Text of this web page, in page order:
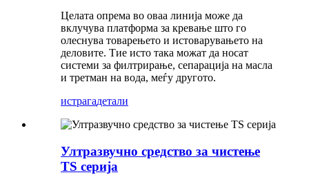
Целата опрема во оваа линија може да
вклучува платформа за кревање што го
олеснува товарењето и истоварувањето на
деловите. Тие исто така можат да носат
системи за филтрирање, сепарација на масла
и третман на вода, меѓу другото.
истрагадетали
Ултразвучно средство за чистење
TS серија